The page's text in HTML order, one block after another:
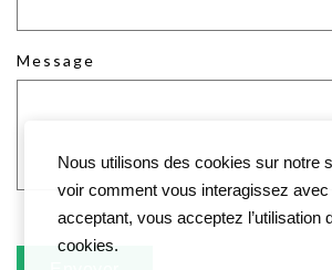
Message
Nous utilisons des cookies sur notre
voir comment vous interagissez avec
acceptant, vous acceptez l’utilisation
cookies.